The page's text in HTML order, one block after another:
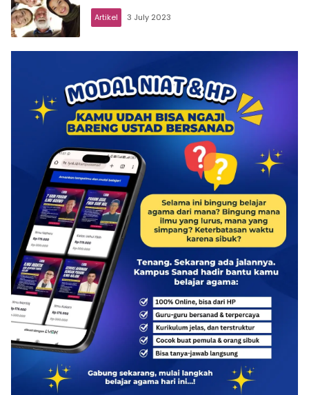
Artikel 3 July 2023